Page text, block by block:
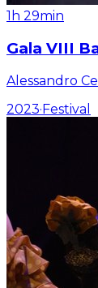
1h 29min
Gala VIII
Alessandro
2023·Festival